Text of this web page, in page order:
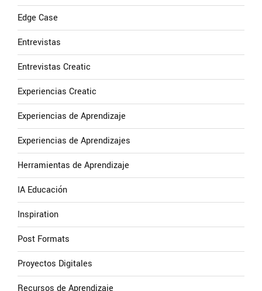
Edge Case
Entrevistas
Entrevistas Creatic
Experiencias Creatic
Experiencias de Aprendizaje
Experiencias de Aprendizajes
Herramientas de Aprendizaje
IA Educación
Inspiration
Post Formats
Proyectos Digitales
Recursos de Aprendizaje